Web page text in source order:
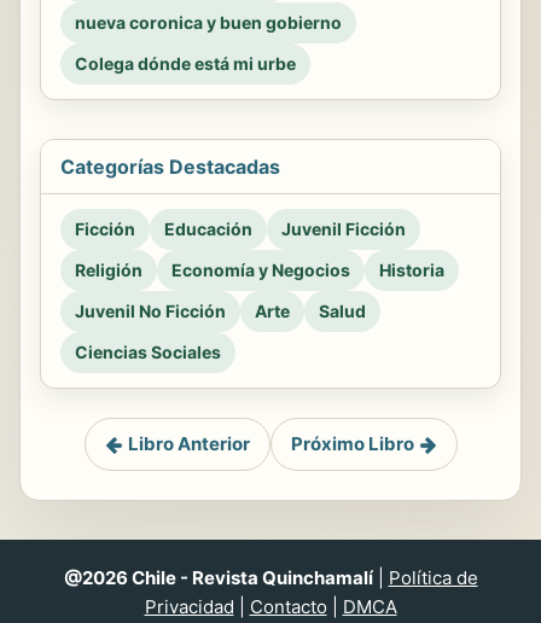
nueva coronica y buen gobierno
Colega dónde está mi urbe
Categorías Destacadas
Ficción Educación
Juvenil Ficción
Religión
Economía y Negocios
Historia
Juvenil No Ficción
Arte
Salud
Ciencias Sociales
Libro Anterior Próximo Libro
@2026 Chile - Revista Quinchamalí| Política de
Privacidad
Contacto DMCA